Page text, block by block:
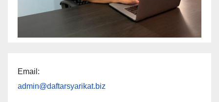
Email:
admin@daftarsyarikat.biz